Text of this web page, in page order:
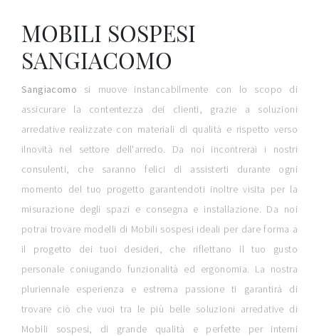
MOBILI SOSPESI
SANGIACOMO
Sangiacomo si muove instancabilmente con lo scopo di
assicurare la contentezza dei clienti, grazie a soluzioni
arredative realizzate con materiali di qualità e rispetto verso
ilnovità nel settore dell'arredo. Da noi incontrerai i nostri
consulenti, che saranno felici di assisterti durante ogni
momento del tuo progetto garantendoti inoltre visita per la
misurazione degli spazi e consegna e installazione. Da noi
potrai trovare modelli di Mobili sospesi ideali per dare forma a
il progetto dei tuoi desideri, che riflettano il tuo gusto
personale coniugando funzionalità ed ergonomia. La nostra
pluriennale esperienza e estrema passione ti garantirà di
trovare ciò che vuoi tra le più belle soluzioni arredative di
Mobili sospesi, di grande qualità e perfette per interni